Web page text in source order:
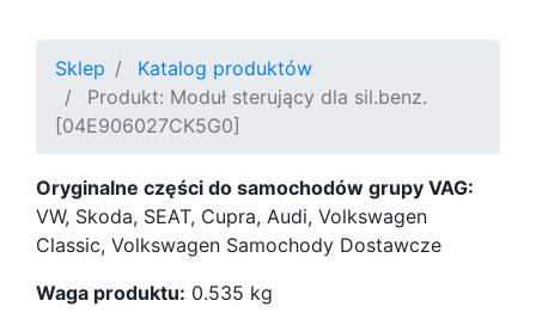
Sklep
Katalog produktów
Produkt: Moduł sterujący dla sil.benz.
[04E906027CK5G0]
Oryginalne części do samochodów grupy VAG:
VW, Skoda, SEAT, Cupra, Audi, Volkswagen
Classic, Volkswagen Samochody Dostawcze
Waga produktu: 0.535 kg